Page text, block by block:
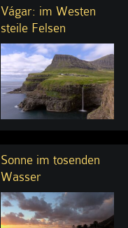
Vágar: im Westen
steile Felsen
Sonne im tosenden
Wasser